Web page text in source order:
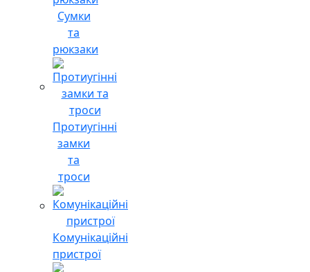
Сумки
та
рюкзаки
Протиугінні
замки
та
троси
Комунікаційні
пристрої